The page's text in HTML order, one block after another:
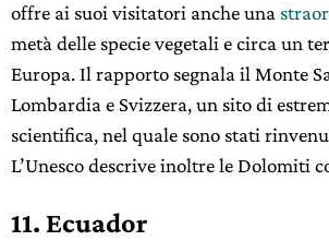
offre ai suoi visitatori anche una
metà delle specie vegetali e circa un
Europa. Il rapporto segnala il Monte
Lombardia e Svizzera, un sito di
scientifica, nel quale sono stati
L’Unesco descrive inoltre le Dolomiti
11. Ecuador